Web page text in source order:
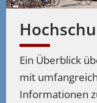
Ein Überblick
mit
Informationen